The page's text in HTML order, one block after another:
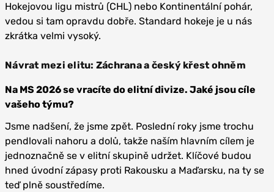
Hokejovou ligu mistrů (CHL) nebo Kontinentální pohár,
vedou si tam opravdu dobře. Standard hokeje je u nás
zkrátka velmi vysoký.
Návrat mezi elitu: Záchrana a český křest ohněm
Na MS 2026 se vracíte do elitní divize. Jaké jsou cíle
vašeho týmu?
Jsme nadšení, že jsme zpět. Poslední roky jsme trochu
pendlovali nahoru a dolů, takže naším hlavním cílem je
jednoznačně se v elitní skupině udržet. Klíčové budou
hned úvodní zápasy proti Rakousku a Maďarsku, na ty se
teď plně soustředíme.